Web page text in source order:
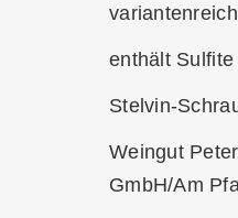
enthält Sulfite
Stelvin-
Weingut
GmbH/Am